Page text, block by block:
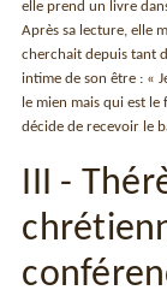
elle prend un livre
Après sa lecture, elle
cherchait depuis tant
intime de son être : «
le mien mais qui est
décide de recevoir le
III -